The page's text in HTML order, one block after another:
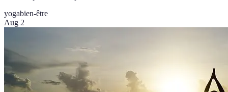
yogabien-être
Aug 2